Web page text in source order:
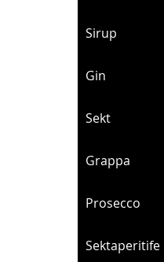
Sirup
Gin
Sekt
Grappa
Prosecco
Sektaperitife